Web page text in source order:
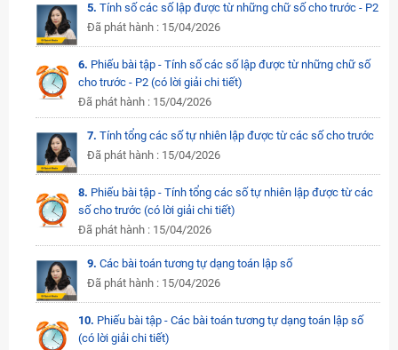
5. Tính số các số lập được từ những chữ số cho trước - P2
Đã phát hành : 15/04/2026
6. Phiếu bài tập - Tính số các số lập được từ những chữ số
cho trước - P2 (có lời giải chi tiết)
Đã phát hành : 15/04/2026
7. Tính tổng các số tự nhiên lập được từ các số cho trước
Đã phát hành : 15/04/2026
8. Phiếu bài tập - Tính tổng các số tự nhiên lập được từ các
số cho trước (có lời giải chi tiết)
Đã phát hành : 15/04/2026
9. Các bài toán tương tự dạng toán lập số
Đã phát hành : 15/04/2026
10. Phiếu bài tập - Các bài toán tương tự dạng toán lập số
(có lời giải chi tiết)